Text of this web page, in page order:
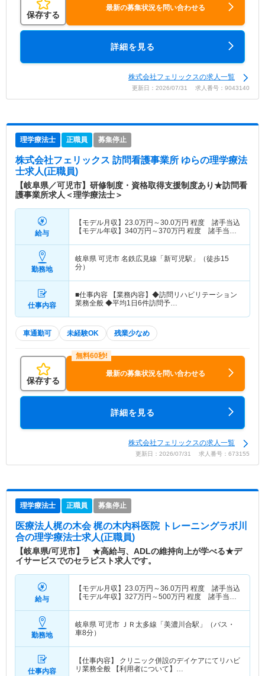
保存する
最新の募集状況を問い合わせる
詳細を見る
株式会社フェリックスの求人一覧
更新日：2026/07/31 求人番号：9043140
理学療法士 正職員 募集停止
株式会社フェリックス 訪問看護事業所 ゆらの理学療法
士求人(正職員)
【岐阜県／可児市】研修制度・資格取得支援制度あり★訪問看
護事業所求人＜理学療法士＞
給与
【モデル月収】 23.0万円～30.0万円 程度 諸手当込
【モデル年収】 340万円～370万円 程度 諸手当・
勤務地
岐阜県 可児市 名鉄広見線「新可児駅」（徒歩15
分）
仕事内容
■仕事内容 【業務内容】◆訪問リハビリテーション
業務全般 ◆平均1日6件訪問予…
車通勤可 未経験OK 残業少なめ
保存する
最新の募集状況を問い合わせる
詳細を見る
株式会社フェリックスの求人一覧
更新日：2026/07/31 求人番号：673155
理学療法士 正職員 募集停止
医療法人梶の木会 梶の木内科医院 トレーニングラボ川
合の理学療法士求人(正職員)
【岐阜県/可児市】 ★高給与、ADLの維持向上が学べる★デ
イサービスでのセラピスト求人です。
給与
【モデル月収】 23.0万円～36.0万円 程度 諸手当込
【モデル年収】 327万円～500万円 程度 諸手当・
勤務地
岐阜県 可児市 ＪＲ太多線「美濃川合駅」（バス・
車8分）
仕事内容
【仕事内容】 クリニック併設のデイケアにてリハビ
リ業務全般 【利用者について】…